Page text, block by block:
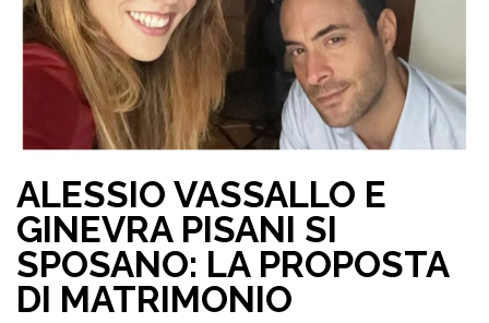
ALESSIO VASSALLO E
GINEVRA PISANI SI
SPOSANO: LA PROPOSTA
DI MATRIMONIO